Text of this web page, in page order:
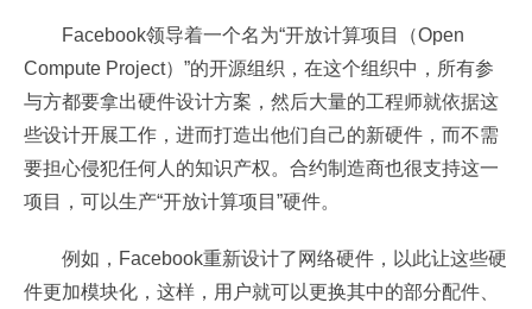
Facebook领导着一个名为“开放计算项目（Open
Compute Project）”的开源组织，在这个组织中，所有参
与方都要拿出硬件设计方案，然后大量的工程师就依据这
些设计开展工作，进而打造出他们自己的新硬件，而不需
要担心侵犯任何人的知识产权。合约制造商也很支持这一
项目，可以生产“开放计算项目”硬件。
例如，Facebook重新设计了网络硬件，以此让这些硬
件更加模块化，这样，用户就可以更换其中的部分配件、